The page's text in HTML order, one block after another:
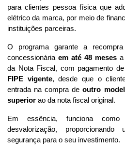
para clientes pessoa física que
elétrico da marca, por meio de
instituições parceiras.
O programa garante a
concessionária em até 48 meses a
da Nota Fiscal, com pagamento de
FIPE vigente, desde que o
entrada na compra de outro
superior ao da nota fiscal original.
Em essência, funciona
desvalorização,
segurança para o seu investimento.